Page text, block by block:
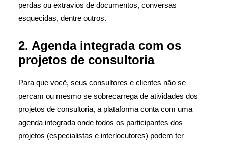
perdas ou extravios de documentos, conversas
esquecidas, dentre outros.
2. Agenda integrada com os
projetos de consultoria
Para que você, seus consultores e clientes não se
percam ou mesmo se sobrecarrega de atividades dos
projetos de consultoria, a plataforma conta com uma
agenda integrada onde todos os participantes dos
projetos (especialistas e interlocutores) podem ter